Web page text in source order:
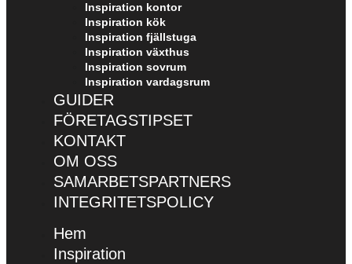
Inspiration kontor
Inspiration kök
Inspiration fjällstuga
Inspiration växthus
Inspiration sovrum
Inspiration vardagsrum
GUIDER
FÖRETAGSTIPSET
KONTAKT
OM OSS
SAMARBETSPARTNERS
INTEGRITETSPOLICY
Hem
Inspiration